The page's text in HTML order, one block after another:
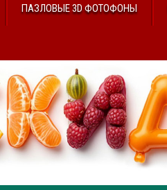
ПАЗЛОВЫЕ 3D ФОТОФОНЫ